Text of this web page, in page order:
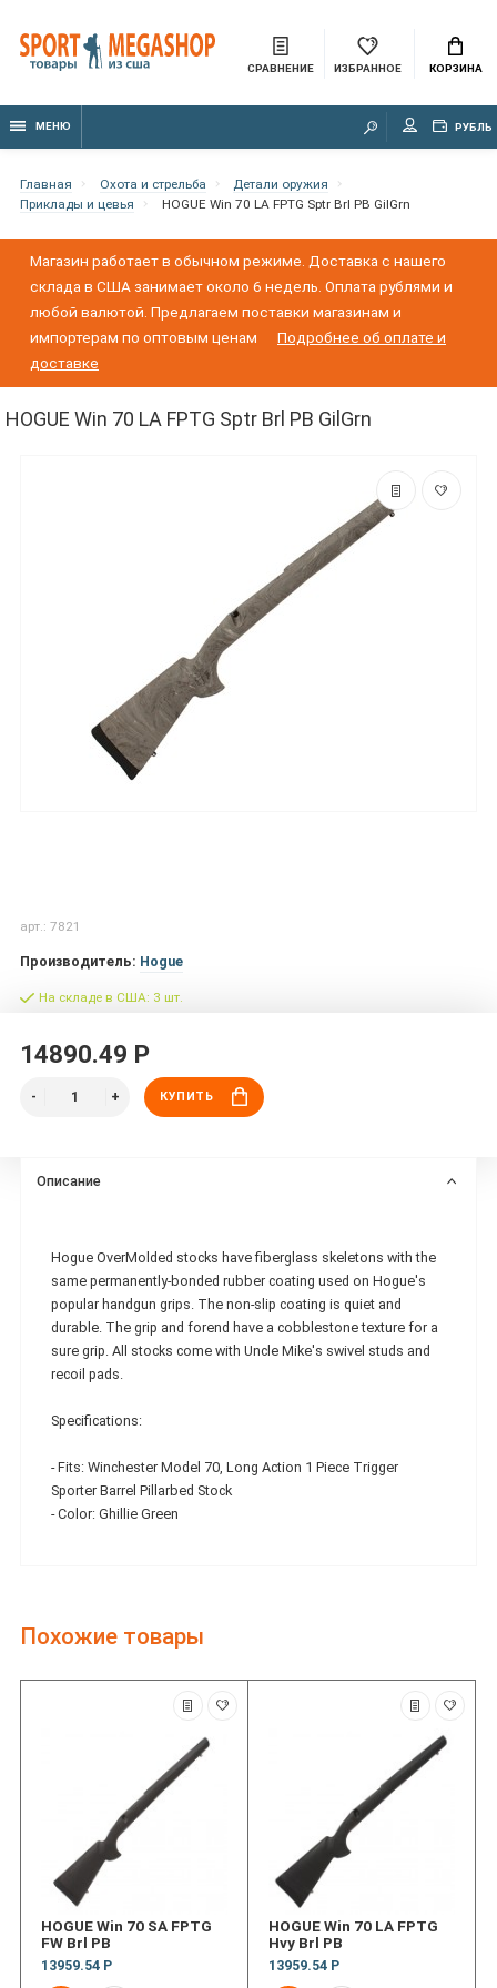
СРАВНЕНИЕ ИЗБРАННОЕ КОРЗИНА
МЕНЮ РУБЛЬ
Главная Охота и стрельба
Детали оружия
Приклады и цевья
HOGUE Win 70 LA FPTG Sptr Brl PB GilGrn
Магазин работает в обычном режиме. Доставка с нашего
склада в США занимает около 6 недель. Оплата рублями и
любой валютой. Предлагаем поставки магазинам и
импортерам по оптовым ценам
Подробнее об оплате и
доставке
HOGUE Win 70 LA FPTG Sptr Brl PB GilGrn
арт.: 7821
Производитель: Hogue
На складе в США: 3 шт.
14890.49 Р
КУПИТЬ
Описание
Hogue OverMolded stocks have fiberglass skeletons with the
same permanently-bonded rubber coating used on Hogue's
popular handgun grips. The non-slip coating is quiet and
durable. The grip and forend have a cobblestone texture for a
sure grip. All stocks come with Uncle Mike's swivel studs and
recoil pads.
Specifications:
- Fits: Winchester Model 70, Long Action 1 Piece Trigger
Sporter Barrel Pillarbed Stock
- Color: Ghillie Green
Похожие товары
HOGUE Win 70 SA FPTG
FW Brl PB
13959.54 Р
HOGUE Win 70 LA FPTG
Hvy Brl PB
13959.54 Р